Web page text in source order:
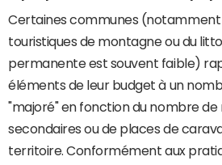
Certaines communes (notamment
touristiques de montagne ou du
permanente est souvent faible)
éléments de leur budget à un
"majoré" en fonction du nombre de
secondaires ou de places de
territoire. Conformément aux